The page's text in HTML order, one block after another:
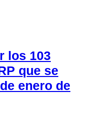
los 103
que se
enero de